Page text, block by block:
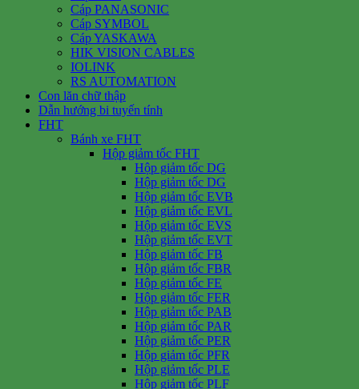
Cáp PANASONIC
Cáp SYMBOL
Cáp YASKAWA
HIK VISION CABLES
IOLINK
RS AUTOMATION
Con lăn chữ thập
Dẫn hướng bi tuyến tính
FHT
Bánh xe FHT
Hộp giảm tốc FHT
Hộp giảm tốc DG
Hộp giảm tốc DG
Hộp giảm tốc EVB
Hộp giảm tốc EVL
Hộp giảm tốc EVS
Hộp giảm tốc EVT
Hộp giảm tốc FB
Hộp giảm tốc FBR
Hộp giảm tốc FE
Hộp giảm tốc FER
Hộp giảm tốc PAB
Hộp giảm tốc PAR
Hộp giảm tốc PER
Hộp giảm tốc PFR
Hộp giảm tốc PLE
Hộp giảm tốc PLF